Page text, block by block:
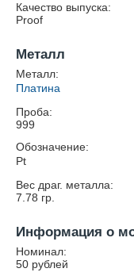
Качество выпуска:
Proof
Металл
Металл:
Платина
Проба:
999
Обозначение:
Pt
Вес драг. металла:
7.78 гр.
Информация о
Номинал:
50 рублей